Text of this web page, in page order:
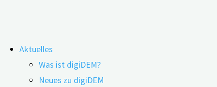
Inhalt
springen
Aktuelles
Was ist digiDEM?
Neues zu digiDEM
Kommunikation als Schlüssel: Wege